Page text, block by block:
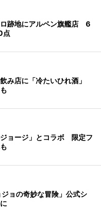
跡地にアルペン旗艦店 6
点
み店に「冷たいひれ酒」
ョージ」とコラボ 限定フ
ョの奇妙な冒険」公式シ